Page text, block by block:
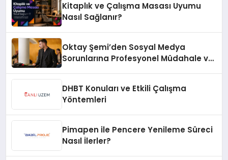
Kitaplık ve Çalışma Masası Uyumu
Nasıl Sağlanır?
Oktay Şemi’den Sosyal Medya
Sorunlarına Profesyonel Müdahale ve
DHBT Konuları ve Etkili Çalışma
Yöntemleri
Pimapen ile Pencere Yenileme Süreci
Nasıl İlerler?